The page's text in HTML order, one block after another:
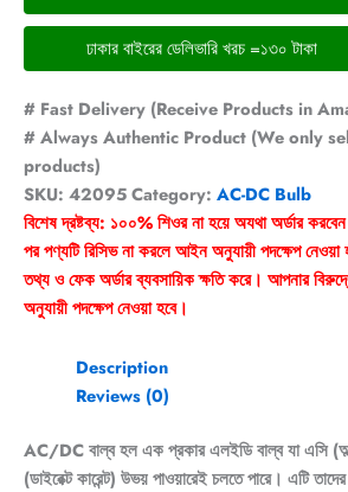
ঢাকার বাইরের ডেলিভারি খরচ =১৩০ টাকা
# Fast Delivery (Receive Products in
# Always Authentic Product (We only
products)
SKU: 42095Category: AC-DC Bulb
বিশেষ দ্রষ্টব্য: ১০০% শিওর না হয়ে অযথা অর্ডার
পর পণ্যটি রিসিভ না করলে আইন অনুযায়ী পদক্ষেপ নেওয়া
তথ্য ও ফেক অর্ডার ব্যবসায়িক ক্ষতি করে। আপনার
অনুযায়ী পদক্ষেপ নেওয়া হবে।
Description
Reviews (0)
AC/DC বাল্ব হল এক প্রকার এলইডি বাল্ব যা এসি
(ডাইরেক্ট কারেন্ট) উভয় পাওয়ারেই চলতে পারে। এটি